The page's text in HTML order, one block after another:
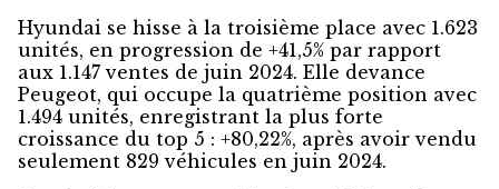
Hyundai se hisse à la troisième place avec 1.623
unités, en progression de +41,5% par rapport
aux 1.147 ventes de juin 2024. Elle devance
Peugeot, qui occupe la quatrième position avec
1.494 unités, enregistrant la plus forte
croissance du top 5 : +80,22%, après avoir vendu
seulement 829 véhicules en juin 2024.